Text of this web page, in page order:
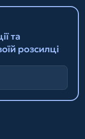
та
розсилці